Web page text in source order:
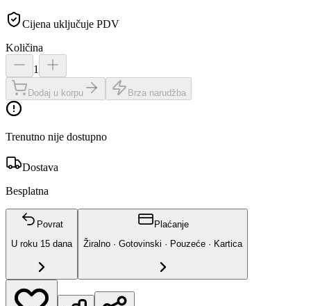
Cijena uključuje PDV
Količina
1
Dodaj u korpu Brza narudžba
Trenutno nije dostupno
Dostava
Besplatna
Povrat
U roku 15 dana
Plaćanje
Žiralno · Gotovinski · Pouzeće · Kartica